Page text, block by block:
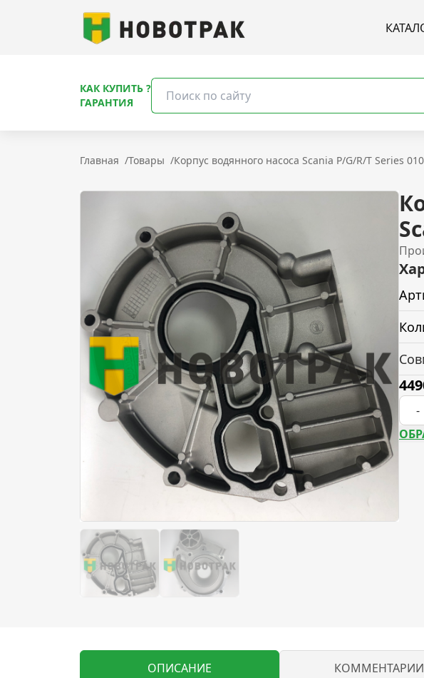
КАК КУПИТЬ ?
ГАРАНТИЯ
Главная /Товары /Корпус вoдяннoго насоса Scania P/G/R/T Series
-
ОПИСАНИЕ КОММЕНТАРИИ